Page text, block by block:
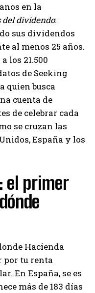
en la
del dividendo:
sus dividendos
al menos 25 años.
los 21.500
de Seeking
quien busca
cuenta de
de celebrar cada
se cruzan las
España y los
el primer
Hacienda
por tu renta
En España, se es
más de 183 días